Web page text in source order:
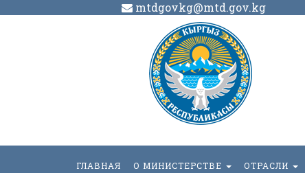
mtdgovkg@mtd.gov.kg
ГЛАВНАЯ О МИНИСТЕРСТВЕ ОТРАСЛИ